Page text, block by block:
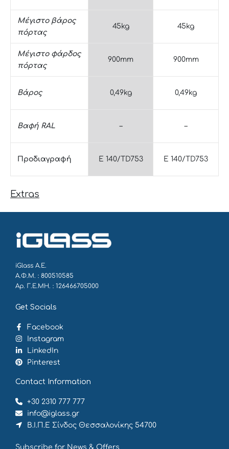
Μέγιστο βάρος
πόρτας
45kg 45kg
Μέγιστο φάρδος
πόρτας
900mm 900mm
Βάρος 0,49kg 0,49kg
Βαφή RAL – –
Προδιαγραφή E 140/TD753 E 140/TD753
Extras
iGlass Α.Ε.
Α.Φ.Μ. : 800510585
Αρ. Γ.Ε.ΜΗ. : 126466705000
Get Socials
Facebook
Instagram
LinkedIn
Pinterest
Contact Information
+30 2310 777 777
info@iglass.gr
Β.Ι.Π.Ε Σίνδος Θεσσαλονίκης 54700
Subscribe for News & Offers